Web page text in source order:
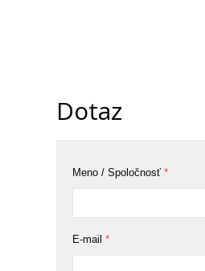
Dotaz
Meno / Spoločnosť *
E-mail *